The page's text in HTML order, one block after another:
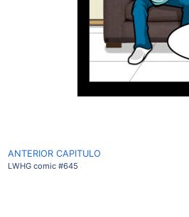
ANTERIOR CAPITULO
LWHG comic #645